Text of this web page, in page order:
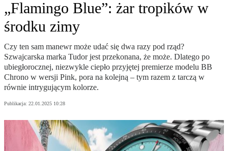
„Flamingo Blue”: żar tropików w
środku zimy
Czy ten sam manewr może udać się dwa razy pod rząd?
Szwajcarska marka Tudor jest przekonana, że może. Dlatego po
ubiegłorocznej, niezwykle ciepło przyjętej premierze modelu BB
Chrono w wersji Pink, pora na kolejną – tym razem z tarczą w
równie intrygującym kolorze.
Publikacja: 22.01.2025 10:28